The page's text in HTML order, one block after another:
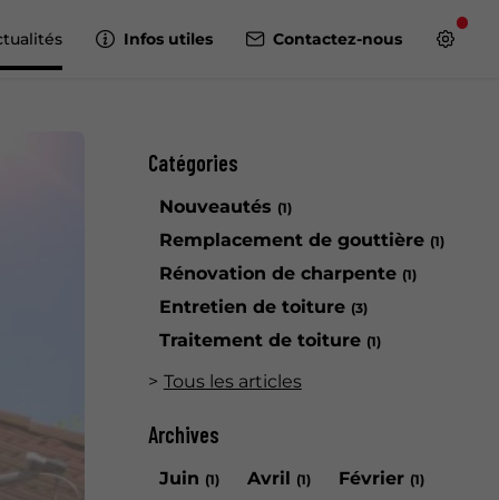
Infos utiles Contactez-nous
Catégories
Nouveautés (1)
Remplacement de gouttière (1)
Rénovation de charpente (1)
Entretien de toiture (3)
Traitement de toiture (1)
Tous les articles
Archives
Juin (1) Avril (1) Février (1)